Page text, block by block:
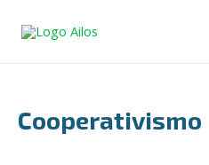
para
Cooperativismo
de